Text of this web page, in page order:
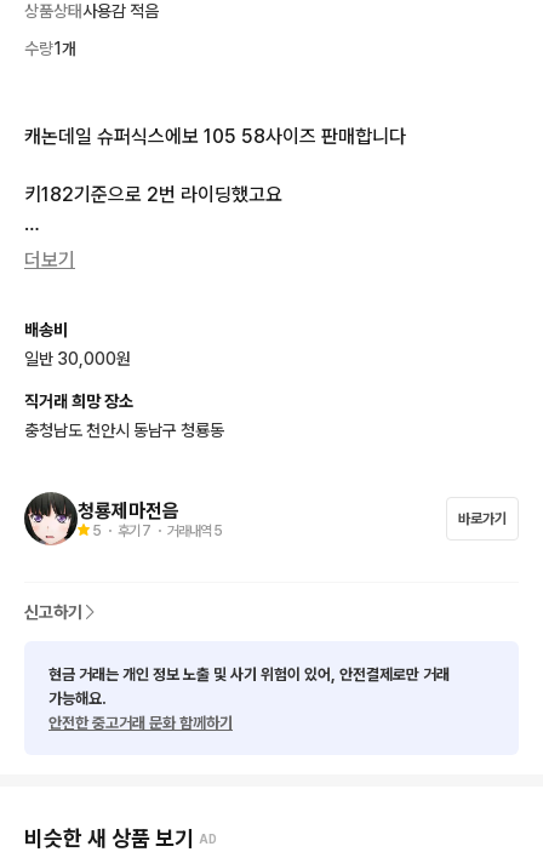
상품상태사용감 적음
수량1개
캐논데일 슈퍼식스에보 105 58사이즈 판매합니다
키182기준으로 2번 라이딩했고요
페달 시마노클릿페달 , 휠 파스포츠 카본휠 튜닝 그외 순정입니다
더보기
배송비
일반 30,000원
직거래 희망 장소
충청남도 천안시 동남구 청룡동
청룡제마전음
5 ・ 후기 7 ・ 거래내역 5
바로가기
신고하기
현금 거래는 개인 정보 노출 및 사기 위험이 있어, 안전결제로만 거래
가능해요.
안전한 중고거래 문화 함께하기
비슷한 새 상품 보기 AD